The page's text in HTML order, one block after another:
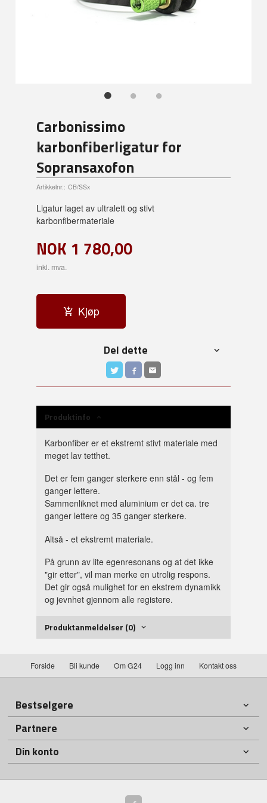
Carbonissimo
karbonfiberligatur for
Sopransaxofon
Artikkelnr.: CB/SSx
Ligatur laget av ultralett og stivt
karbonfibermateriale
NOK 1 780,00
inkl. mva.
Kjøp
Del dette
Produktinfo
Karbonfiber er et ekstremt stivt materiale med
meget lav tetthet.
Det er fem ganger sterkere enn stål - og fem
ganger lettere.
Sammenliknet med aluminium er det ca. tre
ganger lettere og 35 ganger sterkere.
Altså - et ekstremt materiale.
På grunn av lite egenresonans og at det ikke
"gir etter", vil man merke en utrolig respons.
Det gir også mulighet for en ekstrem dynamikk
og jevnhet gjennom alle registere.
Produktanmeldelser (0)
Forside Bli kunde Om G24 Logg inn Kontakt oss
Bestselgere
Partnere
Din konto